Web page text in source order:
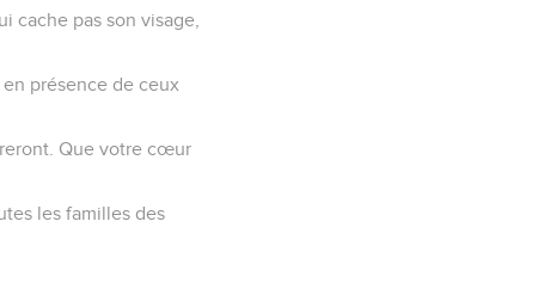
cache pas son visage,
présence de ceux
Que votre cœur
les familles des